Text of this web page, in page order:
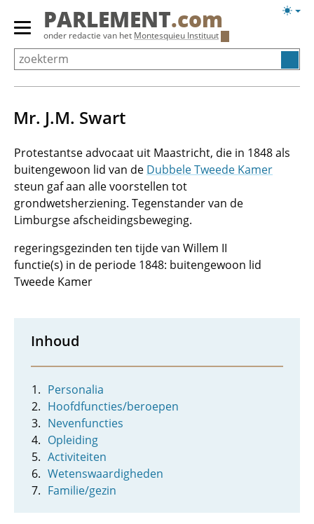
Overslaan
Primair
menu
tonen/verbergen
PARLEMENT.com
onder redactie van het Montesquieu Instituut
Mr. J.M. Swart
Protestantse advocaat uit Maastricht, die in 1848 als
buitengewoon lid van de Dubbele Tweede Kamer
steun gaf aan alle voorstellen tot
grondwetsherziening. Tegenstander van de
Limburgse afscheidingsbeweging.
regeringsgezinden ten tijde van Willem II
functie(s) in de periode 1848: buitengewoon lid
Tweede Kamer
Inhoud
Personalia
Hoofdfuncties/beroepen
Nevenfuncties
Opleiding
Activiteiten
Wetenswaardigheden
Familie/gezin